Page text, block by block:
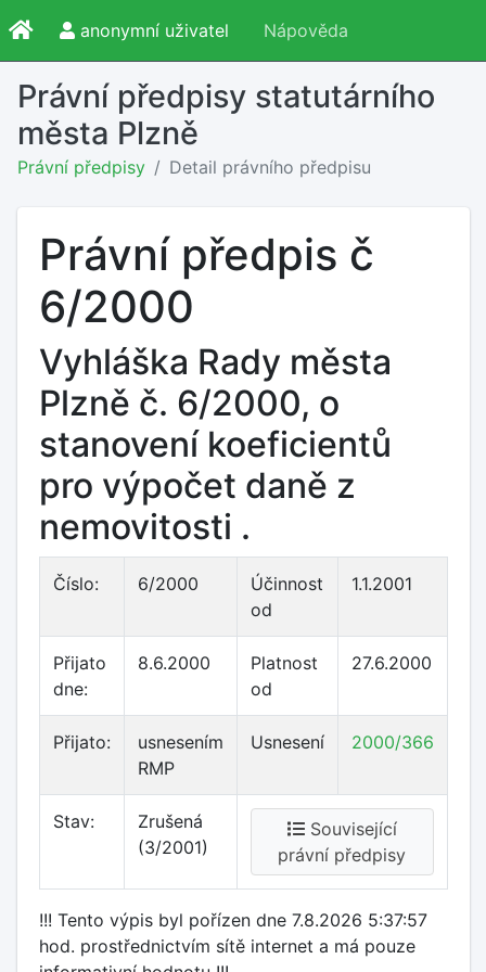
Nápověda
anonymní uživatel
Právní předpisy statutárního
města Plzně
Právní předpisy Detail právního předpisu
Právní předpis č
6/2000
Vyhláška Rady města
Plzně č. 6/2000, o
stanovení koeficientů
pro výpočet daně z
nemovitosti .
Číslo: 6/2000
Účinnost
od
1.1.2001
Přijato
dne:
8.6.2000
Platnost
od
27.6.2000
Přijato:
usnesením
RMP
Usnesení 2000/366
Stav:
Zrušená
(3/2001)
Související
právní předpisy
!!! Tento výpis byl pořízen dne 7.8.2026 5:37:57
hod. prostřednictvím sítě internet a má pouze